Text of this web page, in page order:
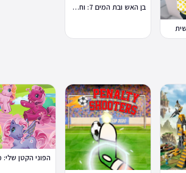
בן האש ובת המים 7: וחברים